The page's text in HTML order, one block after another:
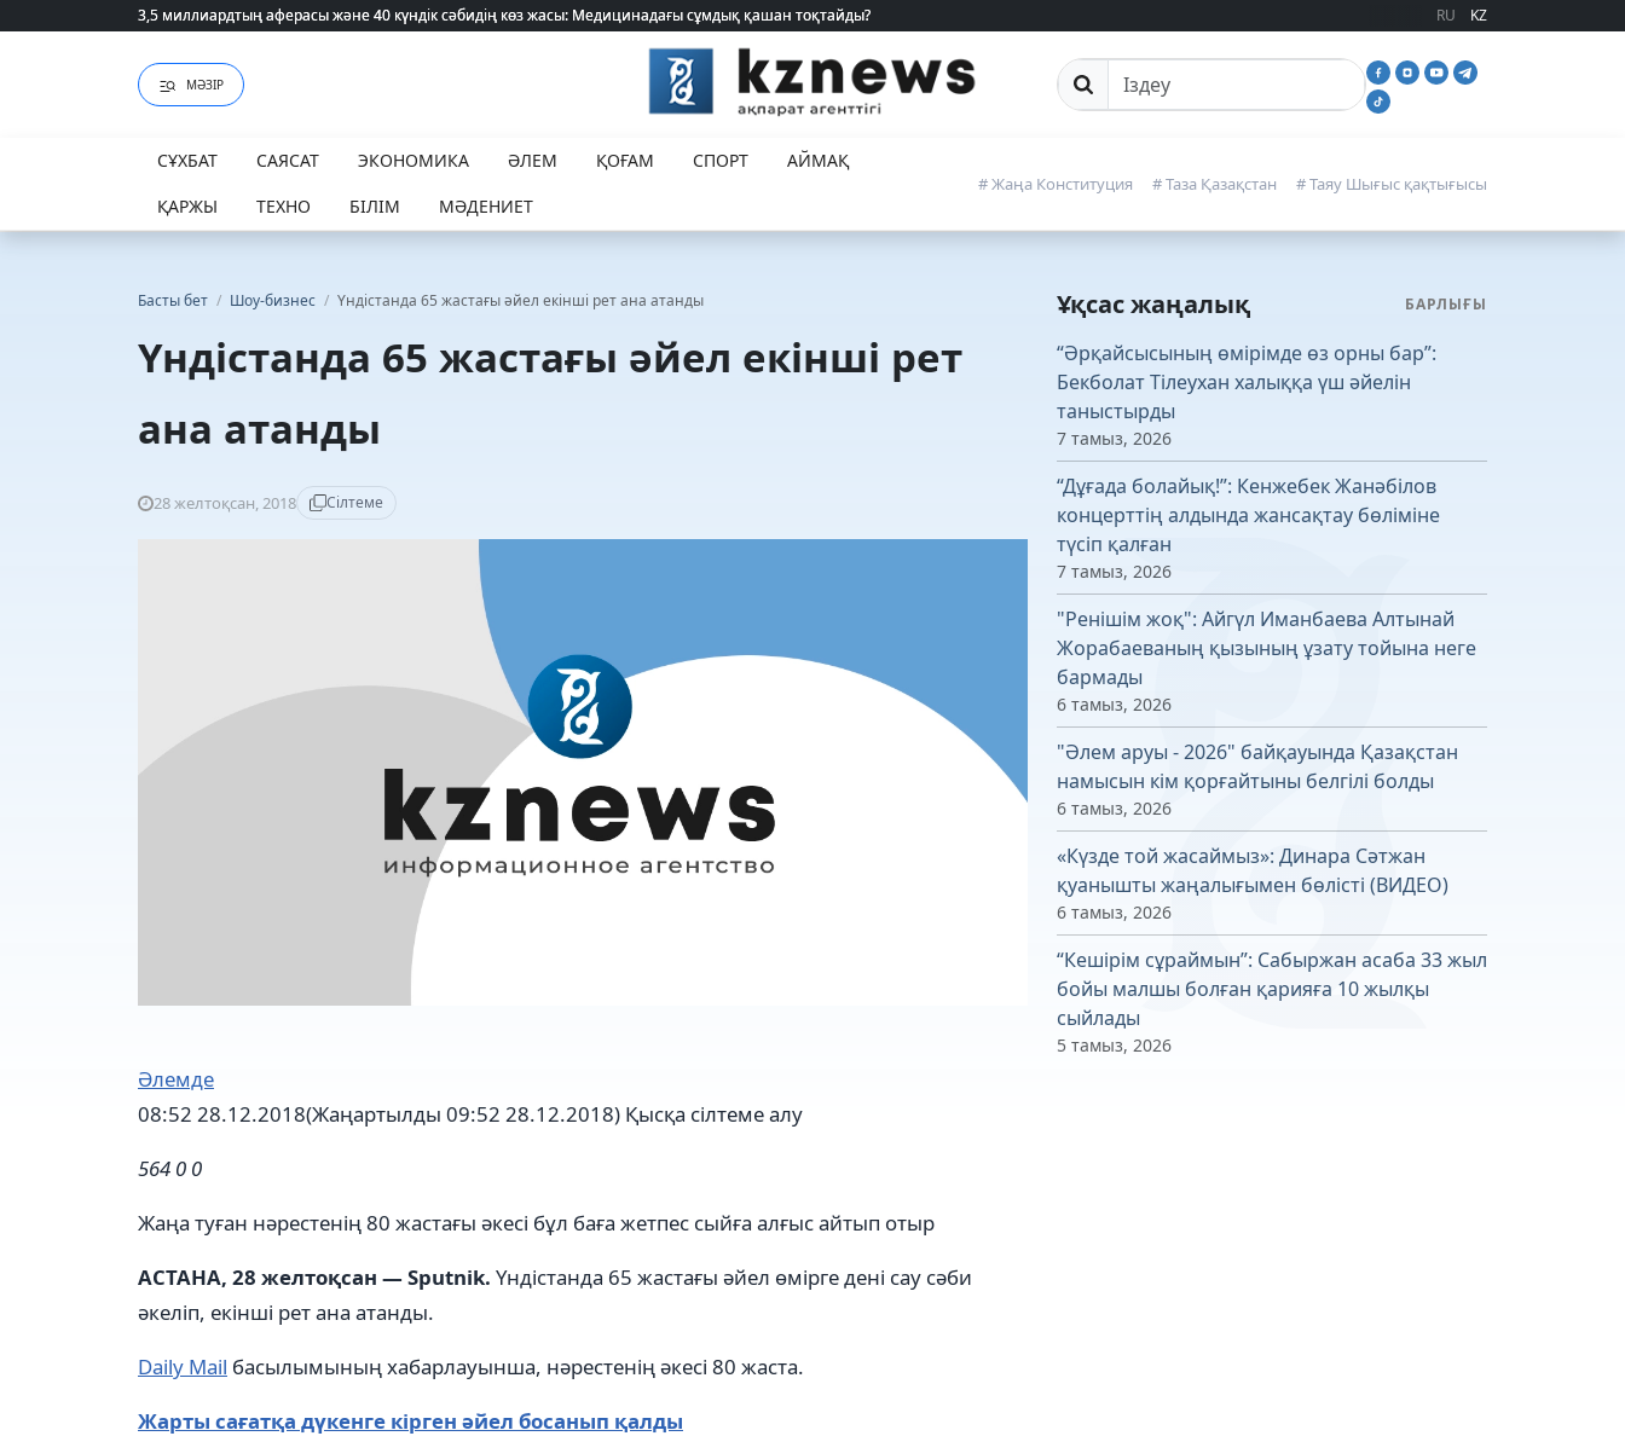
3,5 миллиардтың аферасы және 40 күндік сәбидің көз жасы: Медицинадағы сұмдық қашан тоқтайды?
3,5 миллиардтың аферасы және 40 күндік сәбидің көз жасы: Медицинадағы сұмдық қашан тоқтайды? RU KZ
МӘЗІР Сайттан іздеу
СҰХБАТ САЯСАТ ЭКОНОМИКА ӘЛЕМ ҚОҒАМ СПОРТ
АЙМАҚ
ҚАРЖЫ
ТЕХНО БІЛІМ МӘДЕНИЕТ
# Жаңа Конституция # Таза Қазақстан # Таяу Шығыс қақтығысы
Басты бет / Шоу-бизнес / Үндістанда 65 жастағы әйел екінші рет ана атанды
Үндістанда 65 жастағы әйел екінші рет
ана атанды
28 желтоқсан, 2018 Сілтеме
Әлемде
08:52 28.12.2018(Жаңартылды 09:52 28.12.2018) Қысқа сілтеме алу
564 0 0
Жаңа туған нәрестенің 80 жастағы әкесі бұл баға жетпес сыйға алғыс айтып отыр
АСТАНА, 28 желтоқсан — Sputnik. Үндістанда 65 жастағы әйел өмірге дені сау сәби
әкеліп, екінші рет ана атанды.
Daily Mail басылымының хабарлауынша, нәрестенің әкесі 80 жаста.
Жарты сағатқа дүкенге кірген әйел босанып қалды
Ұқсас жаңалық БАРЛЫҒЫ
“Әрқайсысының өмірімде өз орны бар”:
Бекболат Тілеухан халыққа үш әйелін
таныстырды
7 тамыз, 2026
“Дұғада болайық!”: Кенжебек Жанәбілов
концерттің алдында жансақтау бөліміне
түсіп қалған
7 тамыз, 2026
"Ренішім жоқ": Айгүл Иманбаева Алтынай
Жорабаеваның қызының ұзату тойына неге
бармады
6 тамыз, 2026
"Әлем аруы - 2026" байқауында Қазақстан
намысын кім қорғайтыны белгілі болды
6 тамыз, 2026
«Күзде той жасаймыз»: Динара Сәтжан
қуанышты жаңалығымен бөлісті (ВИДЕО)
6 тамыз, 2026
“Кешірім сұраймын”: Сабыржан асаба 33 жыл
бойы малшы болған қарияға 10 жылқы
сыйлады
5 тамыз, 2026